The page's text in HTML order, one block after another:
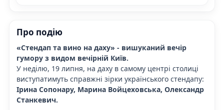
Про подію
«Стендап та вино на даху» - вишуканий вечір
гумору з видом вечірній Київ.
У неділю, 19 липня, на даху в самому центрі столиці
виступатимуть справжні зірки українського стендапу:
Ірина Сопонару, Марина Войцеховська, Олександр
Станкевич.